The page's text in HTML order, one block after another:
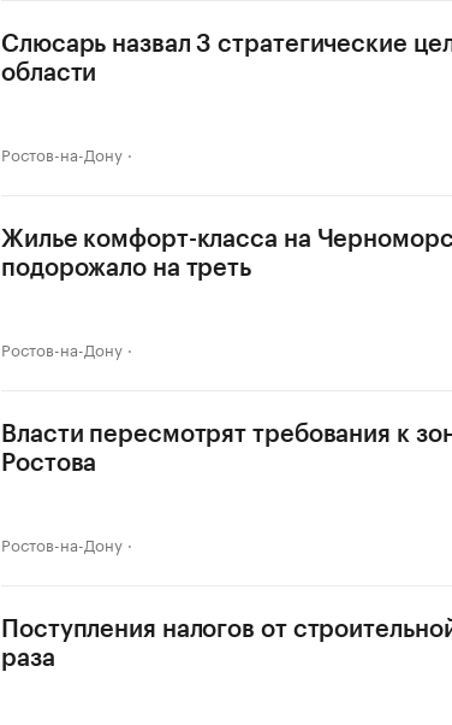
Слюсарь назвал 3 стратегические
области
Ростов-на-Дону
Жилье комфорт-класса на
подорожало на треть
Ростов-на-Дону
Власти пересмотрят требования к
Ростова
Ростов-на-Дону
Поступления налогов от
раза